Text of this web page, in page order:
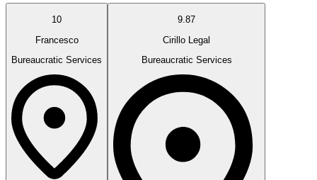
10
Francesco
Bureaucratic Services
9.87
Cirillo Legal
Bureaucratic Services